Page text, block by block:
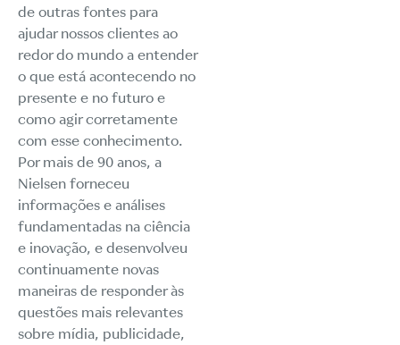
de outras fontes para
ajudar nossos clientes ao
redor do mundo a entender
o que está acontecendo no
presente e no futuro e
como agir corretamente
com esse conhecimento.
Por mais de 90 anos, a
Nielsen forneceu
informações e análises
fundamentadas na ciência
e inovação, e desenvolveu
continuamente novas
maneiras de responder às
questões mais relevantes
sobre mídia, publicidade,